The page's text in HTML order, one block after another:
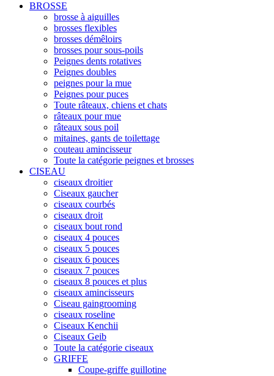
BROSSE
brosse à aiguilles
brosses flexibles
brosses démêloirs
brosses pour sous-poils
Peignes dents rotatives
Peignes doubles
peignes pour la mue
Peignes pour puces
Toute râteaux, chiens et chats
râteaux pour mue
râteaux sous poil
mitaines, gants de toilettage
couteau amincisseur
Toute la catégorie peignes et brosses
CISEAU
ciseaux droitier
Ciseaux gaucher
ciseaux courbés
ciseaux droit
ciseaux bout rond
ciseaux 4 pouces
ciseaux 5 pouces
ciseaux 6 pouces
ciseaux 7 pouces
ciseaux 8 pouces et plus
ciseaux amincisseurs
Ciseau gaingrooming
ciseaux roseline
Ciseaux Kenchii
Ciseaux Geib
Toute la catégorie ciseaux
GRIFFE
Coupe-griffe guillotine